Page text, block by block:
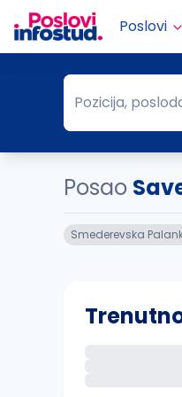
Poslovi
Pozicija,
Pozicija,
Posao
Smederevska